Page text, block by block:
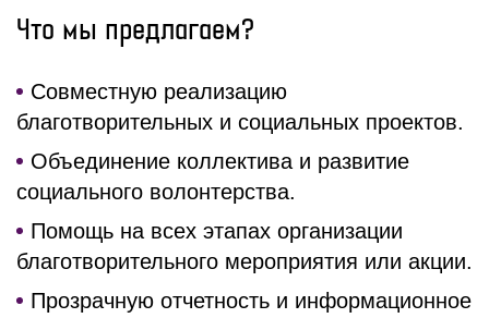
Что мы предлагаем?
Совместную реализацию
благотворительных и социальных проектов.
Объединение коллектива и развитие
социального волонтерства.
Помощь на всех этапах организации
благотворительного мероприятия или акции.
Прозрачную отчетность и информационное